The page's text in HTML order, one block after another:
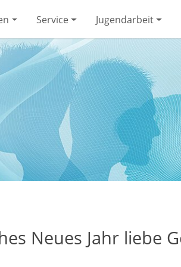
Service Jugendarbeit
Neues Jahr liebe